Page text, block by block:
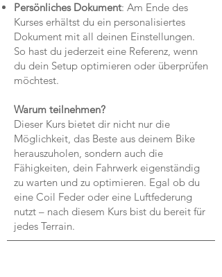
Persönliches Dokument: Am Ende des
Kurses erhältst du ein personalisiertes
Dokument mit all deinen Einstellungen.
So hast du jederzeit eine Referenz, wenn
du dein Setup optimieren oder überprüfen
möchtest.
Warum teilnehmen?
Dieser Kurs bietet dir nicht nur die
Möglichkeit, das Beste aus deinem Bike
herauszuholen, sondern auch die
Fähigkeiten, dein Fahrwerk eigenständig
zu warten und zu optimieren. Egal ob du
eine Coil Feder oder eine Luftfederung
nutzt – nach diesem Kurs bist du bereit für
jedes Terrain.